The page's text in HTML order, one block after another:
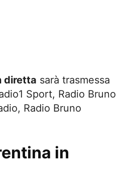
diretta sarà trasmessa
Sport, Radio Bruno
Radio Bruno
in